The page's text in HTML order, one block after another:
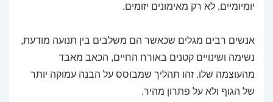
יומיומיים, לא רק מאימונים יזומים.
אנשים רבים מגלים שכאשר הם משלבים בין תנועה מודעת,
נשימה ושינויים קטנים באורח החיים, הכאב מאבד
מהעוצמה שלו. זהו תהליך שמבוסס על הבנה עמוקה יותר
של הגוף ולא על פתרון מהיר.